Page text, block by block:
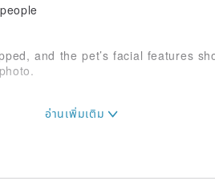
and the pet’s facial features
pen